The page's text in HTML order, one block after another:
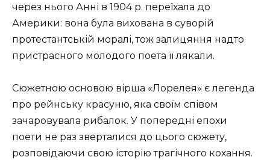
через нього Анні в 1904 р. переїхала до
Америки: вона була вихована в суворій
протестантській моралі, тож залицяння надто
пристрасного молодого поета її лякали.
Сюжетною основою вірша «Лорелея» є легенда
про рейнську красуню, яка своїм співом
зачаровувала рибалок. У попередні епохи
поети не раз зверталися до цього сюжету,
розповідаючи свою історію трагічного кохання.